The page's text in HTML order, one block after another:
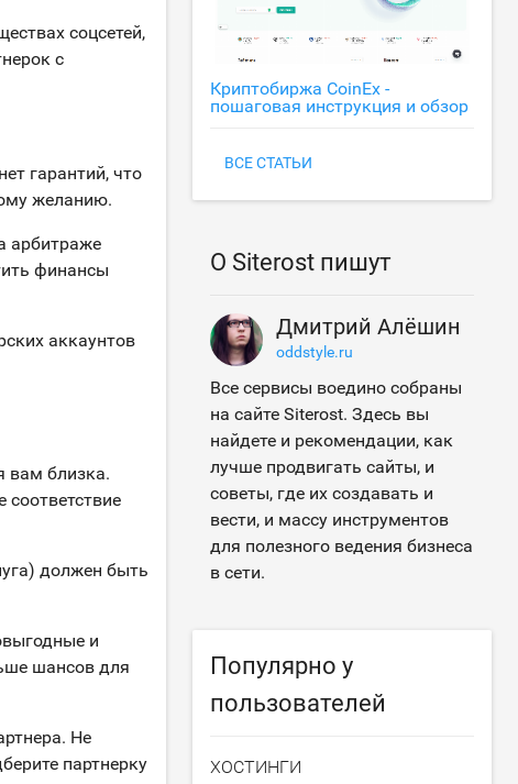
соцсетей,
с
гарантий, что
желанию.
арбитраже
финансы
аккаунтов
вам близка.
соответствие
должен быть
и
шансов для
Не
партнерку
Криптобиржа CoinEx -
пошаговая инструкция и обзор
ВСЕ СТАТЬИ
О Siterost пишут
Дмитрий Алёшин
oddstyle.ru
Все сервисы воедино собраны
на сайте Siterost. Здесь вы
найдете и рекомендации, как
лучше продвигать сайты, и
советы, где их создавать и
вести, и массу инструментов
для полезного ведения бизнеса
в сети.
Популярно у
пользователей
ХОСТИНГИ